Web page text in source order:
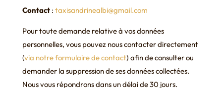
Contact: taxisandrinealbi@gmail.com
Pour toute demande relative à vos données
personnelles, vous pouvez nous contacter directement
(via notre formulaire de contact) afin de consulter ou
demander la suppression de ses données collectées.
Nous vous répondrons dans un délai de 30 jours.